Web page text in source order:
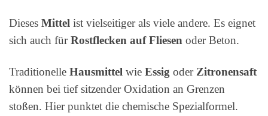
Dieses Mittel ist vielseitiger als viele andere. Es eignet
sich auch fürRostflecken auf Fliesen oder Beton.
Traditionelle Hausmittel wie Essig oder Zitronensaft
können bei tief sitzender Oxidation an Grenzen
stoßen. Hier punktet die chemische Spezialformel.